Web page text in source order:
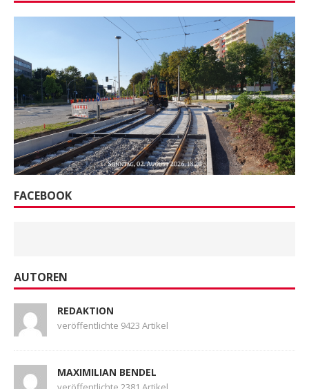
FACEBOOK
AUTOREN
REDAKTION
veröffentlichte 9423 Artikel
MAXIMILIAN BENDEL